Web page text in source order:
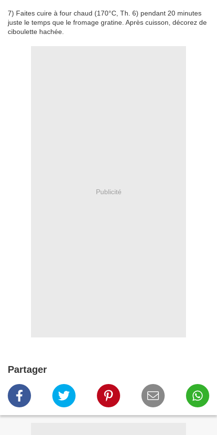
7) Faites cuire à four chaud (170°C, Th. 6) pendant 20 minutes
juste le temps que le fromage gratine. Après cuisson, décorez de
ciboulette hachée.
Publicité
Partager